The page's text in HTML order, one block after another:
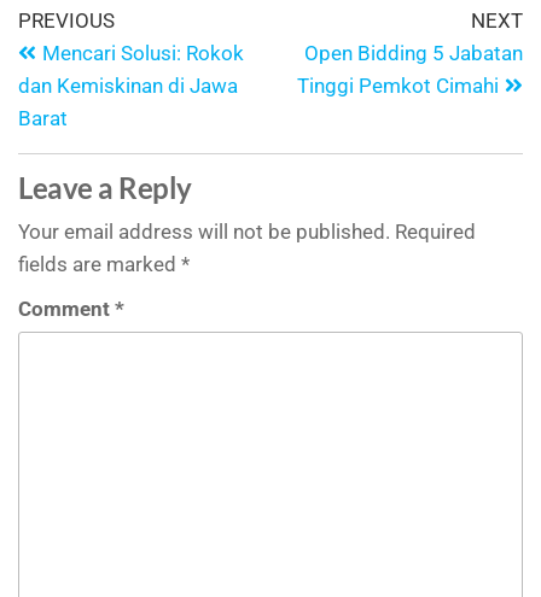
PREVIOUS
Mencari Solusi: Rokok
dan Kemiskinan di Jawa
Barat
NEXT
Open Bidding 5 Jabatan
Tinggi Pemkot Cimahi
Leave a Reply
Your email address will not be published. Required
fields are marked *
Comment *